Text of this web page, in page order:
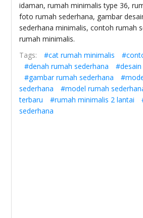
idaman, rumah minimalis type 36,
foto rumah sederhana, gambar
sederhana minimalis, contoh rumah
rumah minimalis.
Tags:
#cat rumah minimalis
#denah rumah sederhana
#gambar rumah sederhana
sederhana
#model rumah
terbaru
#rumah minimalis 2 lantai
sederhana